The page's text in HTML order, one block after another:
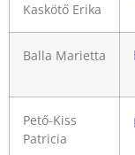
Kaskötő Erika
Balla Marietta
Pető-Kiss
Patricia